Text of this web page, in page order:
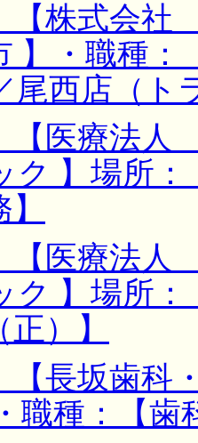
【株式会社
】・職種
尾西店（ト
【医療法
ク 】場所
【医療法
ク 】場所
正）】
【長坂歯科
職種：【歯